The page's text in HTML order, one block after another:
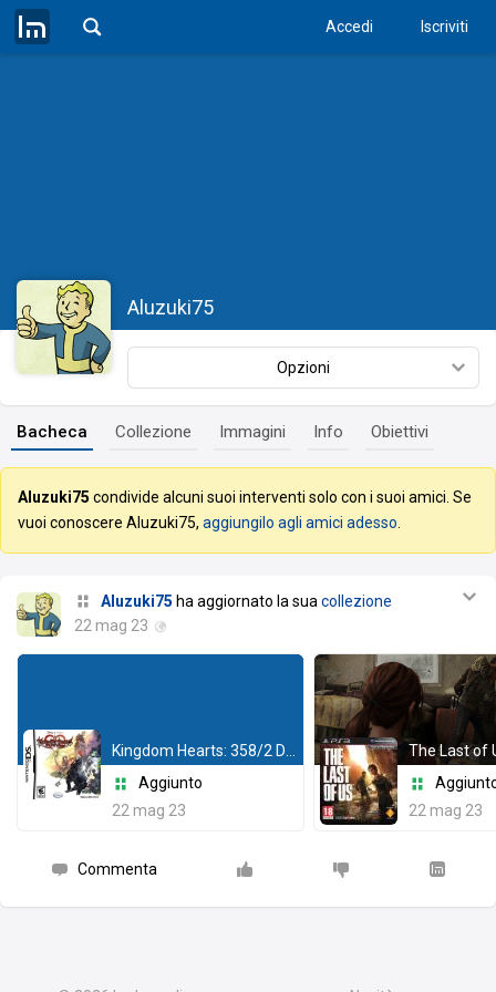
Accedi Iscriviti
Aluzuki75
Opzioni
Bacheca Collezione Immagini Info Obiettivi
Aluzuki75 condivide alcuni suoi interventi solo con i suoi amici. Se
vuoi conoscere Aluzuki75, aggiungilo agli amici adesso
Aluzuki75 ha aggiornato la sua collezione
22 mag 23
Aggiunto
22 mag 23
The Last of
22 mag 23
Commenta